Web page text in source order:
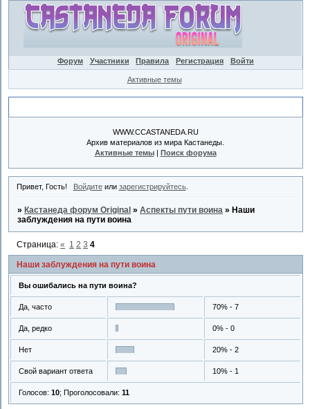
Форум Участники Правила Регистрация Войти
Активные темы
WWW.CCASTANEDA.RU
Архив материалов из мира Кастанеды.
Активные темы| Поиск форума
Привет, Гость! Войдитеили зарегистрируйтесь.
» Кастанеда форум Original »Аспекты пути воина » Наши
заблуждения на пути воина
Наши заблуждения на пути воина
Страница:« 1 2 3 4
Вы ошибались на пути воина?
Да, часто 70% - 7
Да, редко 0% - 0
Нет 20% - 2
Свой вариант ответа 10% - 1
Голосов:10;Проголосовали:11